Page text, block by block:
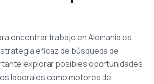
encontrar trabajo en Alemania es
eficaz de búsqueda de
explorar posibles oportunidades
laborales como motores de